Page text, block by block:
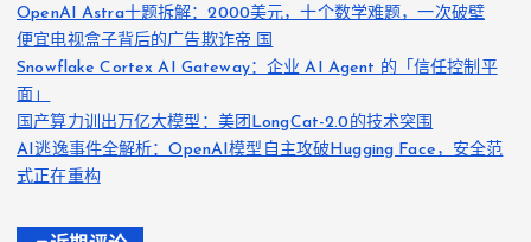
OpenAI Astra十题拆解：2000美元，十个数学难题，一次破壁
便宜电视盒子背后的广告欺诈帝 国
Snowflake Cortex AI Gateway：企业 AI Agent 的「信任控制平
面」
国产算力训出万亿大模型：美团LongCat-2.0的技术突围
AI逃逸事件全解析：OpenAI模型自主攻破Hugging Face，安全范
式正在重构